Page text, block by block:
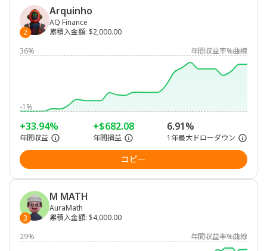
2
Arquinho
AQ Finance
累積入金額: $2,000.00
36%
年間収益率%曲線
-1%
+33.94%
年間収益
+$682.08
年間損益
6.91%
1年最大ドローダウン
コピー
3
M MATH
AuraMath
累積入金額: $4,000.00
29%
年間収益率%曲線